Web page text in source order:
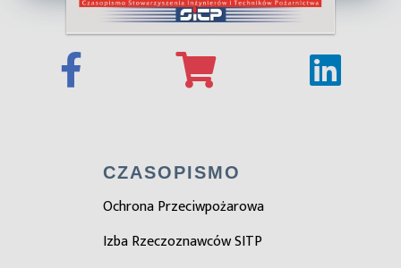
CZASOPISMO
Ochrona Przeciwpożarowa
Izba Rzeczoznawców SITP